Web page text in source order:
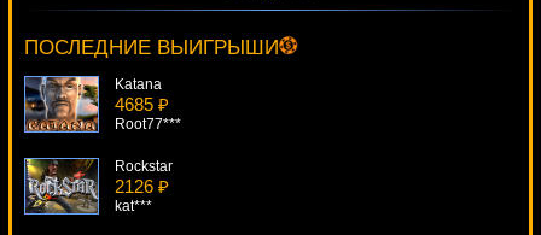
ПОСЛЕДНИЕ ВЫИГРЫШИ
number***
Katana
4685 ₽
Root77***
Rockstar
2126 ₽
kat***